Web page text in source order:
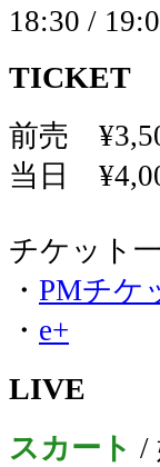
18:30 /
TICKET
前売
当日
チケット
・ PMチケ
・ e+
LIVE
スカート /